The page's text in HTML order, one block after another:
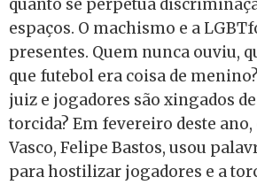
quanto se perpetua
espaços. O machismo e a
presentes. Quem nunca ouviu,
que futebol era coisa de
juiz e jogadores são xingados
torcida? Em fevereiro deste
Vasco, Felipe Bastos, usou
para hostilizar jogadores e a